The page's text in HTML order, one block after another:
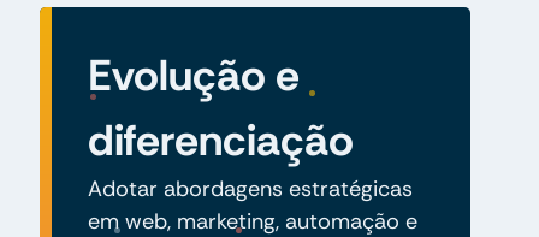
Evolução e
diferenciação
Adotar abordagens estratégicas
em web, marketing, automação e